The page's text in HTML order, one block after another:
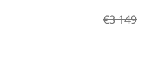
€3 149